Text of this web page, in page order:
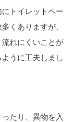
トイレットペー
くありますが、
流れにくいことが
うに工夫しまし
たり、異物を入